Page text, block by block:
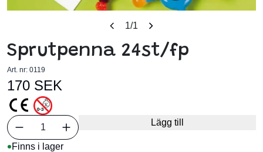
1/1
Sprutpenna 24st/fp
Art. nr: 0119
170 SEK
Välj antal
1 Lägg till
Finns i lager